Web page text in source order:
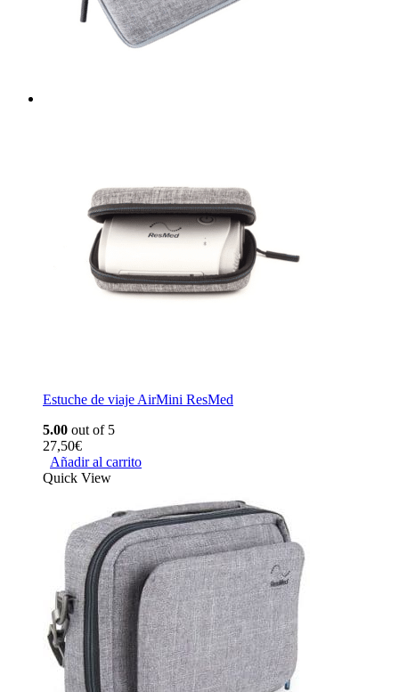
Estuche de viaje AirMini ResMed
5.00 out of 5
27,50€
Añadir al carrito
Quick View